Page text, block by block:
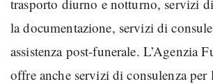
trasporto diurno e notturno, servizi di
la documentazione, servizi di
assistenza post-funerale. L’Agenzia
offre anche servizi di consulenza per